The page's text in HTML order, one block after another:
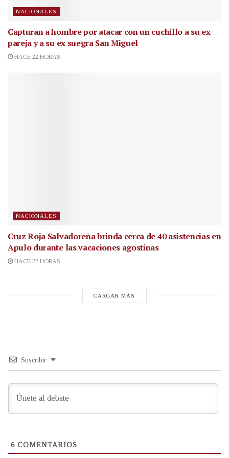
NACIONALES
Capturan a hombre por atacar con un cuchillo a su ex
pareja y a su ex suegra San Miguel
HACE 22 HORAS
NACIONALES
Cruz Roja Salvadoreña brinda cerca de 40 asistencias en
Apulo durante las vacaciones agostinas
HACE 22 HORAS
CARGAR MÁS
Suscribir
6 COMENTARIOS